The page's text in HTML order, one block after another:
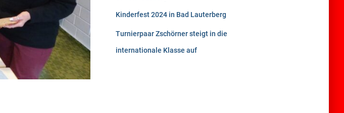
Kinderfest 2024 in Bad Lauterberg
Turnierpaar Zschörner steigt in die
internationale Klasse auf